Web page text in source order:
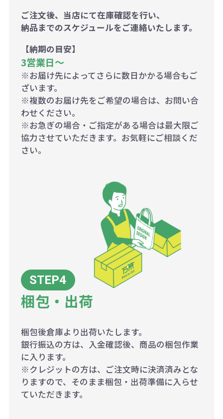
ご注文後、当店にて在庫確認を行い、
納品までのスケジュールをご連絡いたします。
【納期の目安】
3営業日〜
※お届け先によってさらに数日かかる場合もご
ざいます。
※複数のお届け先をご希望の場合は、お問い合
わせください。
※お急ぎの場合・ご指定がある場合は最大限ご
協力させていただきます。お気軽にご相談くだ
さい。
梱包・出荷
梱包後倉庫より出荷いたします。
銀行振込の方は、入金確認後、商品の梱包作業
に入ります。
※クレジットの方は、ご注文時に決済済みとな
りますので、そのまま梱包・出荷準備に入らせ
ていただきます。